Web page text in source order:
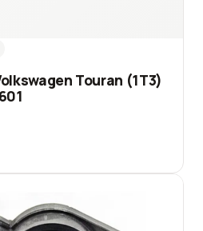
Touran (1T3)